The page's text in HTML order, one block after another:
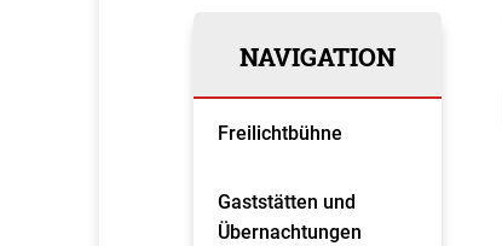
NAVIGATION
Freilichtbühne
Gaststätten und
Übernachtungen